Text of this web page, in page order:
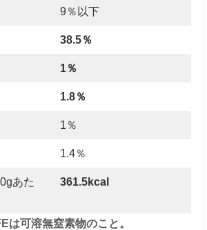
9％以下
38.5％
1％
1.8％
1％
1.4％
あた
361.5kcal
は可溶無窒素物のこと。